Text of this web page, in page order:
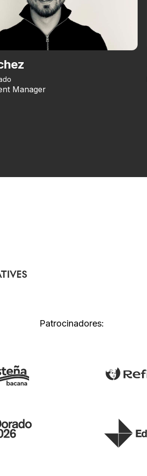
Manager
Patrocinadores: